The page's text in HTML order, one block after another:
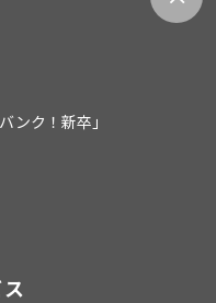
ンク！新卒」